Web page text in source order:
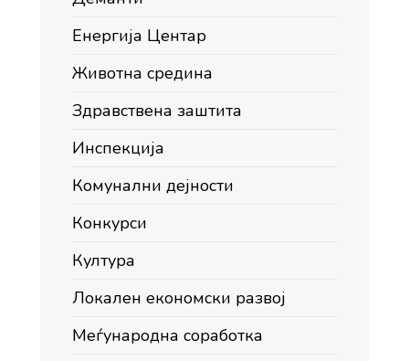
Енергија Центар
Животна средина
Здравствена заштита
Инспекција
Комунални дејности
Конкурси
Култура
Локален економски развој
Меѓународна соработка